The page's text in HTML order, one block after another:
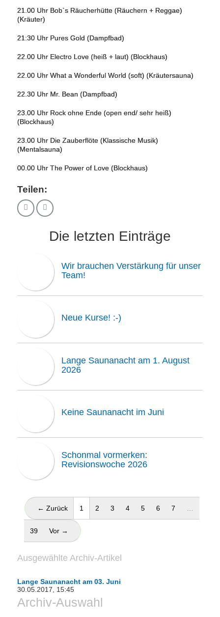
21.00 Uhr Bob`s Räucherhütte (Räuchern + Reggae)
(Kräuter)
21:30 Uhr Pures Gold (Dampfbad)
22.00 Uhr Electro Love (heiß + laut) (Blockhaus)
22.00 Uhr What a Wonderful World (soft) (Kräutersauna)
22.30 Uhr Mr. Bean (Dampfbad)
23.00 Uhr Rock ohne Ende (open end/ sehr heiß)
(Blockhaus)
23.00 Uhr Die Zauberflöte (Klassische Musik)
(Mentalsauna)
00.00 Uhr The Power of Love (Blockhaus)
Teilen:
Die letzten Einträge
Wir brauchen Verstärkung für unser
Team!
Neue Kurse! :-)
Lange Saunanacht am 1. August
2026
Keine Saunanacht im Juni
Schonmal vormerken:
Revisionswoche 2026
← Zurück 1 (aktuell)
2 3 4 5 6 7
39 Vor →
Ausgewählte Archiv-Artikel
Lange Saunanacht am 03. Juni
30.05.2017, 15:45
Archiv-Auswahl